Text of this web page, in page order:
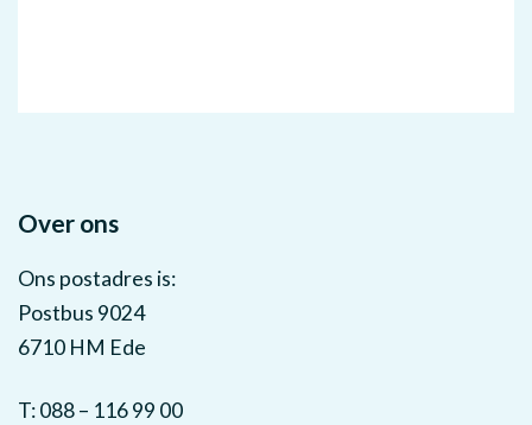
Over ons
Ons postadres is:
Postbus 9024
6710 HM Ede
T: 088 – 116 99 00